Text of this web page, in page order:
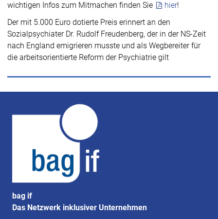
wichtigen Infos zum Mitmachen finden Sie
hier!
Der mit 5.000 Euro dotierte Preis erinnert an den
Sozialpsychiater Dr. Rudolf Freudenberg, der in der NS-Zeit
nach England emigrieren musste und als Wegbereiter für
die arbeitsorientierte Reform der Psychiatrie gilt
bag if
Das Netzwerk inklusiver Unternehmen